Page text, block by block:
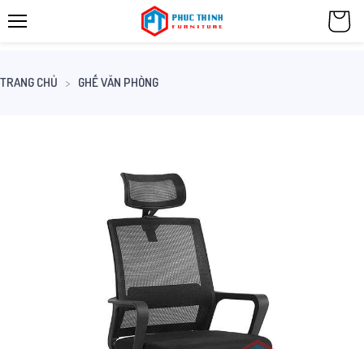
TRANG CHỦ GHẾ VĂN PHÒNG